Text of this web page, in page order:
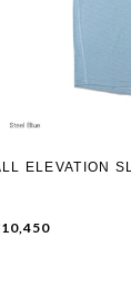
ELEVATION